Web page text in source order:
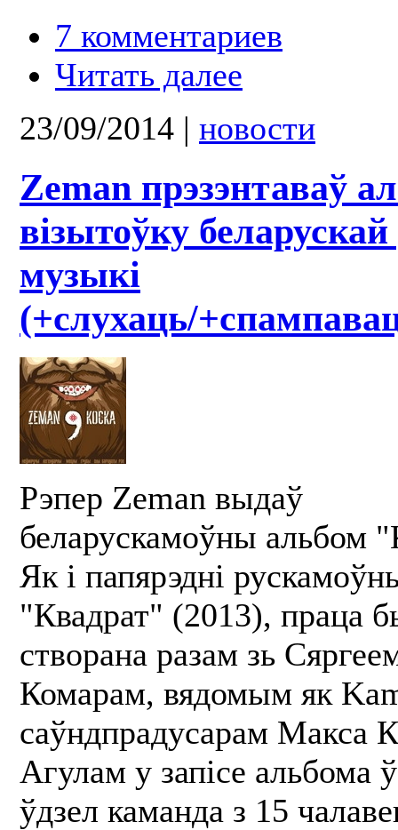
7 комментариев
Читать далее
23/09/2014 | новости
Zeman прэзэнтаваў
візытоўку
музыкі
(+слухаць/
Рэпер Zeman выдаў
беларускамоўны альбом
Як і папярэдні
"Квадрат" (2013), праца
створана разам зь
Комарам, вядомым як
саўндпрадусарам Макса
Агулам у запісе альбома
ўдзел каманда з 15